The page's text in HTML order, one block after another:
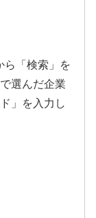
ら「検索」を
選んだ企業
」を入力し